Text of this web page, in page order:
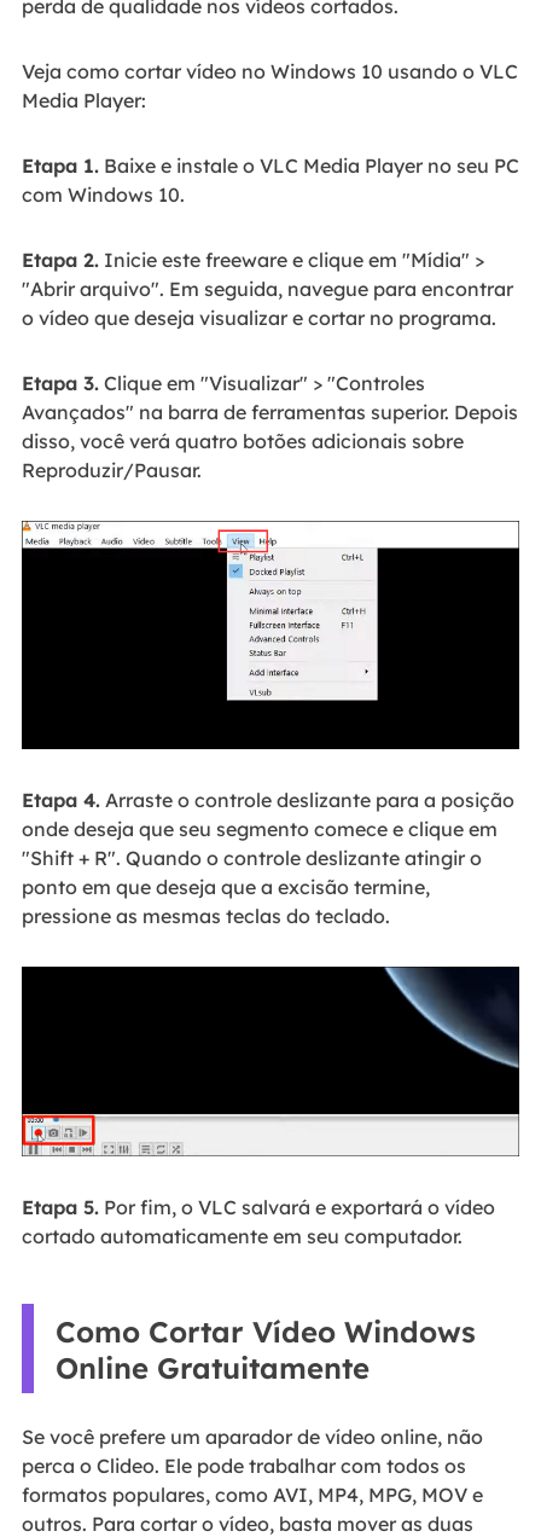
perda de qualidade nos vídeos cortados.
Veja como cortar vídeo no Windows 10 usando o VLC
Media Player:
Etapa 1.Baixe e instale o VLC Media Player no seu PC
com Windows 10.
Etapa 2.Inicie este freeware e clique em "Mídia" >
"Abrir arquivo". Em seguida, navegue para encontrar
o vídeo que deseja visualizar e cortar no programa.
Etapa 3.Clique em "Visualizar" > "Controles
Avançados" na barra de ferramentas superior. Depois
disso, você verá quatro botões adicionais sobre
Reproduzir/Pausar.
Etapa 4.Arraste o controle deslizante para a posição
onde deseja que seu segmento comece e clique em
"Shift + R". Quando o controle deslizante atingir o
ponto em que deseja que a excisão termine,
pressione as mesmas teclas do teclado.
Etapa 5.Por fim, o VLC salvará e exportará o vídeo
cortado automaticamente em seu computador.
Como Cortar Vídeo Windows
Online Gratuitamente
Se você prefere um aparador de vídeo online, não
perca o Clideo. Ele pode trabalhar com todos os
formatos populares, como AVI, MP4, MPG, MOV e
outros. Para cortar o vídeo, basta mover as duas